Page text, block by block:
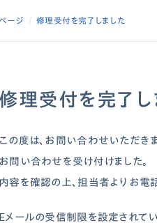
ージ 修理受付を完了しました
修理受付を完了し
この度は、お問い合わせいただき
お問い合わせを受け付けました。
内容を確認の上、担当者よりお電
Eメールの受信制限を設定されて